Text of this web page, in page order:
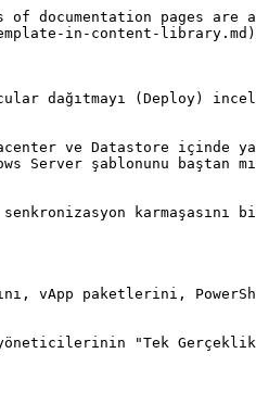
documentation pages are
in-content-
dağıtmayı (Deploy)
ve Datastore içinde
şablonunu baştan mı
karmaşasını
vApp paketlerini,
"Tek